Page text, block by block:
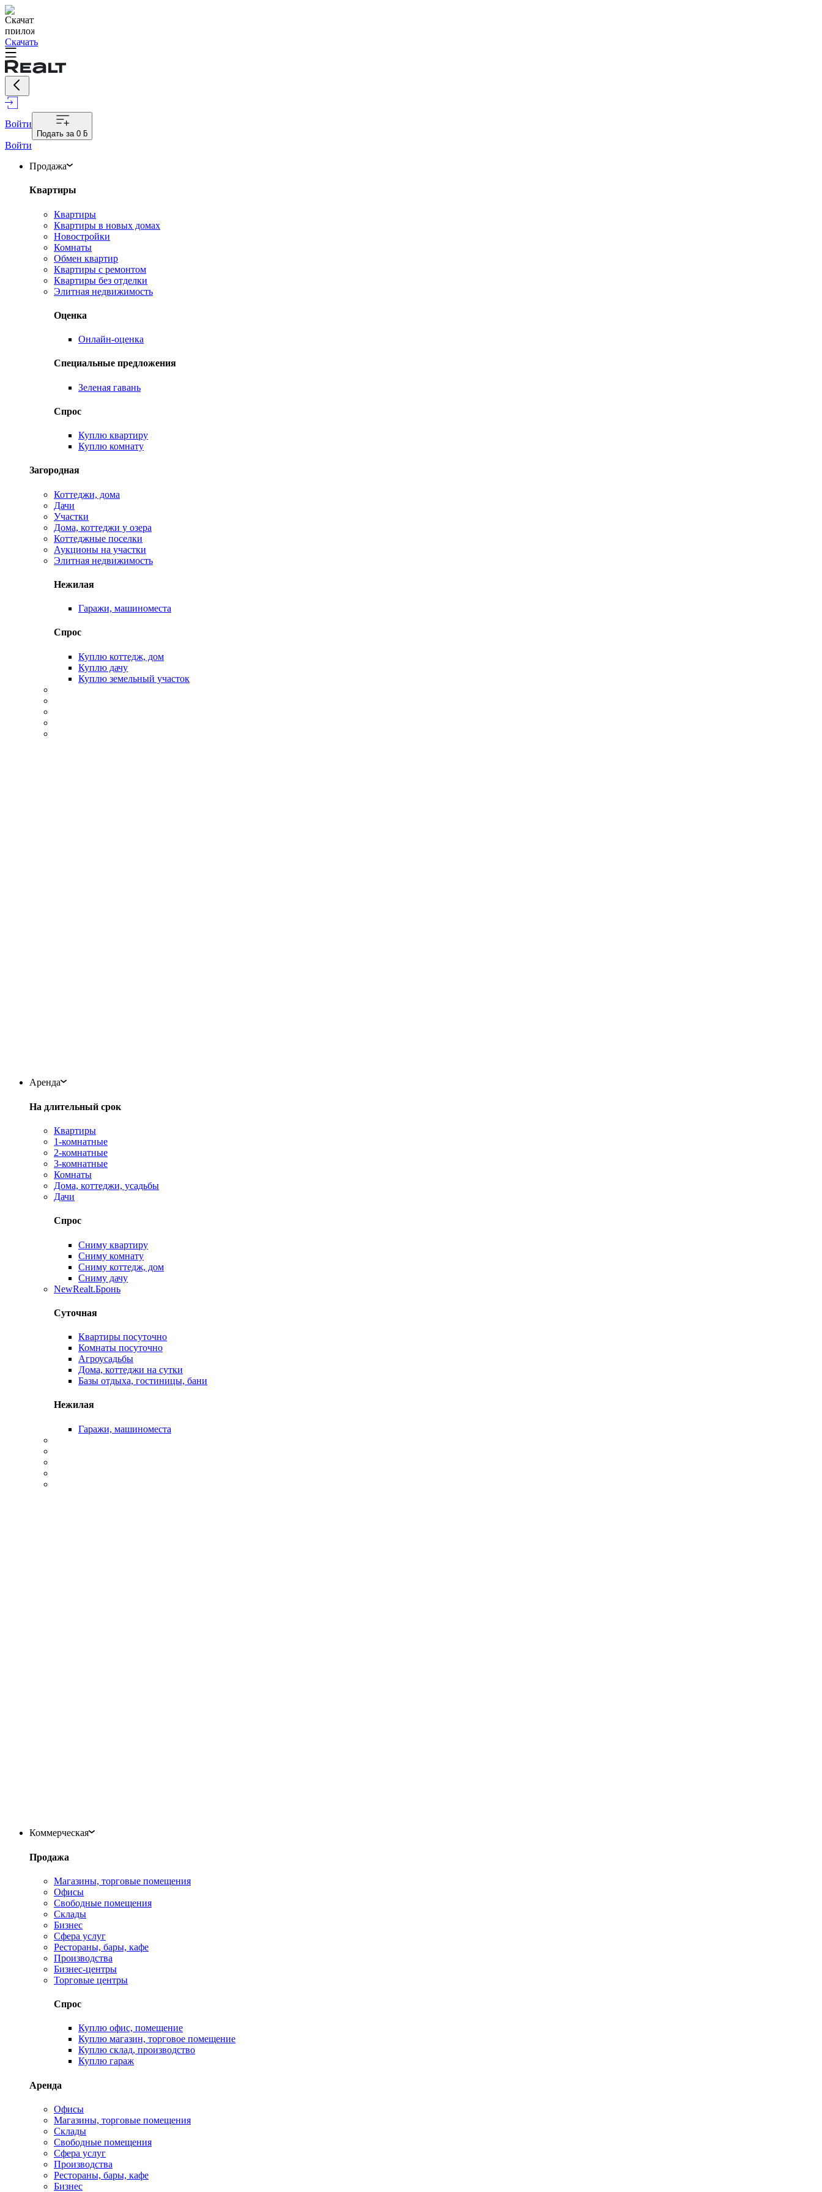
Скачать
Войти
Подать за 0 ƃ
Войти
Продажа
Квартиры
Квартиры
Квартиры в новых домах
Новостройки
Комнаты
Обмен квартир
Квартиры с ремонтом
Квартиры без отделки
Элитная недвижимость
Оценка
Онлайн-оценка
Специальные предложения
Зеленая гавань
Спрос
Куплю квартиру
Куплю комнату
Загородная
Коттеджи, дома
Дачи
Участки
Дома, коттеджи у озера
Коттеджные поселки
Аукционы на участки
Элитная недвижимость
Нежилая
Гаражи, машиноместа
Спрос
Куплю коттедж, дом
Куплю дачу
Куплю земельный участок
Аренда
На длительный срок
Квартиры
1-комнатные
2-комнатные
3-комнатные
Комнаты
Дома, коттеджи, усадьбы
Дачи
Спрос
Сниму квартиру
Сниму комнату
Сниму коттедж, дом
Сниму дачу
NewRealt.Бронь
Суточная
Квартиры посуточно
Комнаты посуточно
Агроусадьбы
Дома, коттеджи на сутки
Базы отдыха, гостиницы, бани
Нежилая
Гаражи, машиноместа
Коммерческая
Продажа
Магазины, торговые помещения
Офисы
Свободные помещения
Склады
Бизнес
Сфера услуг
Рестораны, бары, кафе
Производства
Бизнес-центры
Торговые центры
Спрос
Куплю офис, помещение
Куплю магазин, торговое помещение
Куплю склад, производство
Куплю гараж
Аренда
Офисы
Магазины, торговые помещения
Склады
Свободные помещения
Сфера услуг
Производства
Рестораны, бары, кафе
Бизнес